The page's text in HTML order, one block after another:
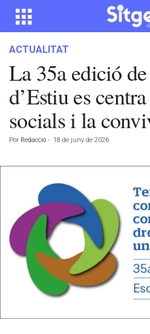
ACTUALITAT
La 35a edició
d’Estiu es
socials i la
Por Redacció - 18 de juny de 2026